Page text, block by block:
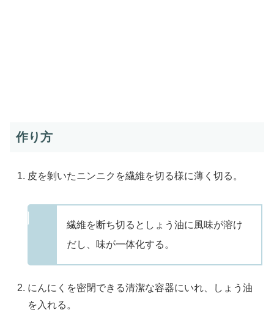
作り方
皮を剝いたニンニクを繊維を切る様に薄く切る。
繊維を断ち切るとしょう油に風味が溶け
だし、味が一体化する。
にんにくを密閉できる清潔な容器にいれ、しょう油
を入れる。